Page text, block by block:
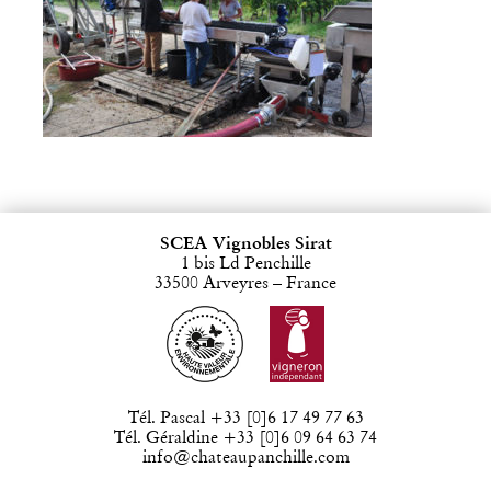
SCEA Vignobles Sirat
1 bis Ld Penchille
33500 Arveyres – France
Tél. Pascal +33 [0]6 17 49 77 63
Tél. Géraldine +33 [0]6 09 64 63 74
info@chateaupanchille.com